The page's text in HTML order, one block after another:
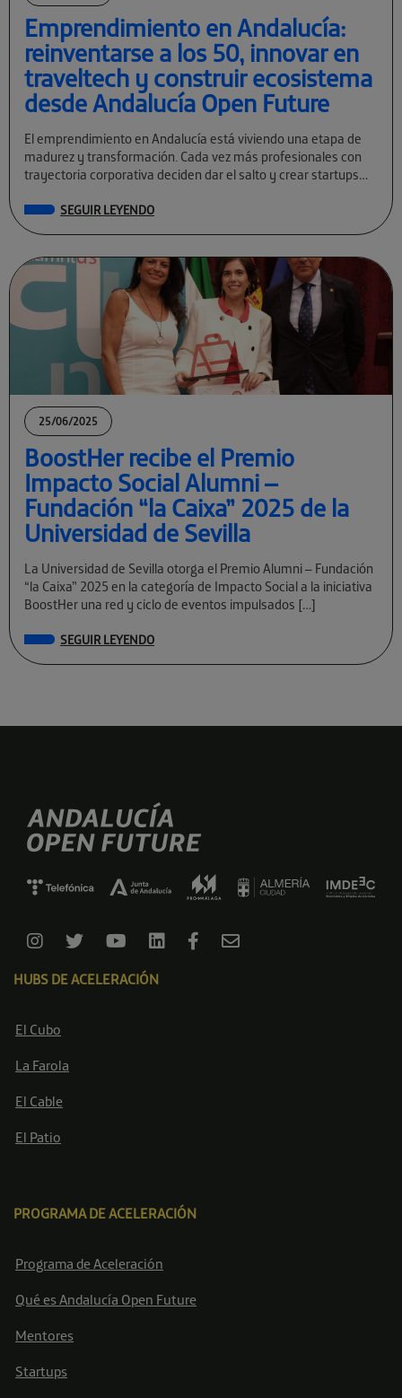
Emprendimiento en Andalucía:
reinventarse a los 50, innovar en
traveltech y construir ecosistema
desde Andalucía Open Future
El emprendimiento en Andalucía está viviendo una etapa de
madurez y transformación. Cada vez más profesionales con
trayectoria corporativa deciden dar el salto y crear startups
SEGUIR LEYENDO
25/06/2025
BoostHer recibe el Premio
Impacto Social Alumni –
Fundación “la Caixa” 2025 de la
Universidad de Sevilla
La Universidad de Sevilla otorga el Premio Alumni – Fundación
“la Caixa” 2025 en la categoría de Impacto Social a la iniciativa
BoostHer una red y ciclo de eventos impulsados […]
SEGUIR LEYENDO
HUBS DE ACELERACIÓN
El Cubo
La Farola
El Cable
El Patio
PROGRAMA DE ACELERACIÓN
Programa de Aceleración
Qué es Andalucía Open Future
Mentores
Startups